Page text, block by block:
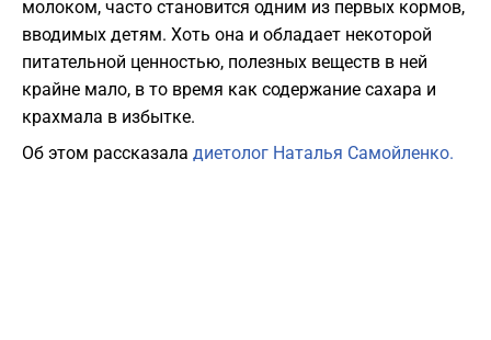
молоком, часто становится одним из первых кормов,
вводимых детям. Хоть она и обладает некоторой
питательной ценностью, полезных веществ в ней
крайне мало, в то время как содержание сахара и
крахмала в избытке.
Об этом рассказала диетолог Наталья Самойленко.